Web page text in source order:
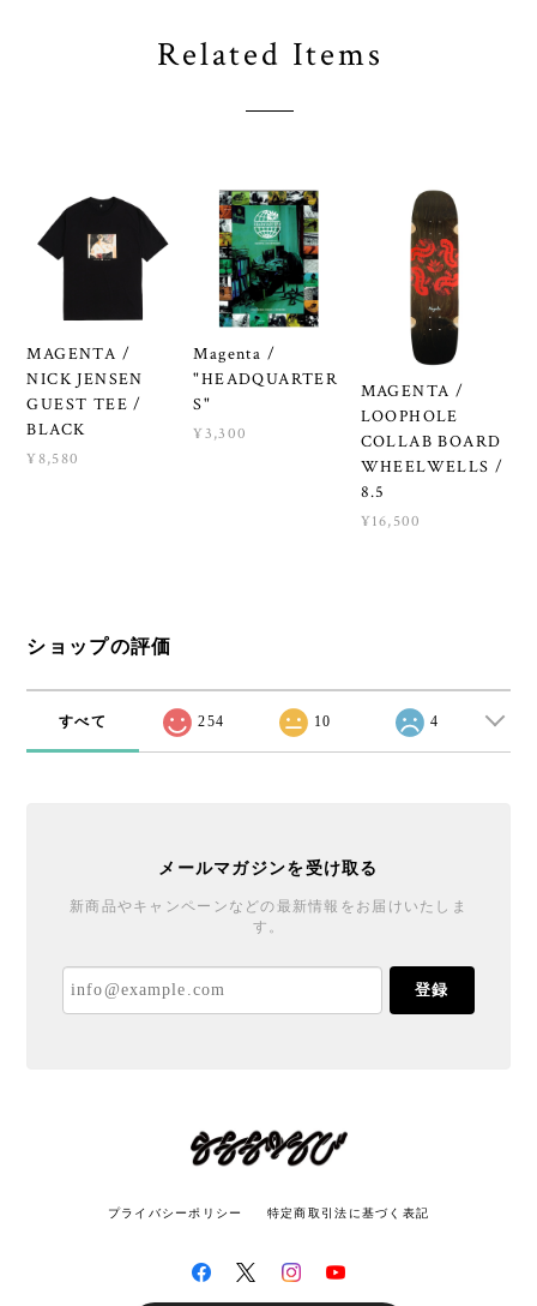
Related Items
MAGENTA /
NICK JENSEN
GUEST TEE /
BLACK
¥8,580
Magenta /
"HEADQUARTER
S"
¥3,300
MAGENTA /
LOOPHOLE
COLLAB BOARD
WHEELWELLS /
8.5
¥16,500
ショップの評価
すべて 254 10 4
メールマガジンを受け取る
新商品やキャンペーンなどの最新情報をお届けいたしま
す。
登録
プライバシーポリシー 特定商取引法に基づく表記